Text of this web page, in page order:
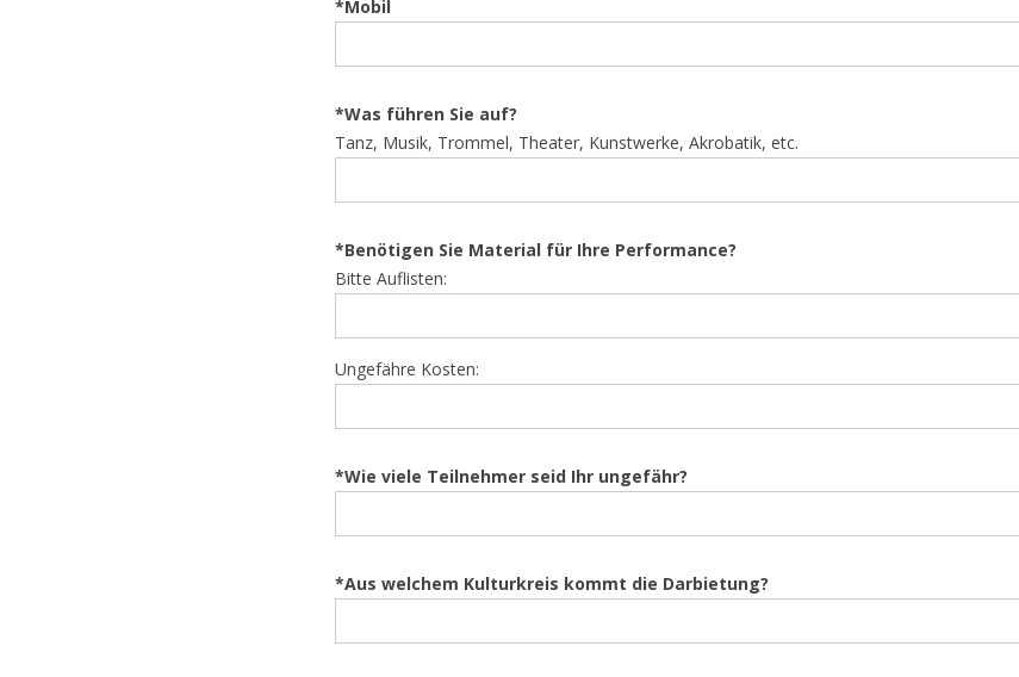
*Mobil
*Was führen Sie auf?
Tanz, Musik, Trommel, Theater, Kunstwerke, Akrobatik, etc.
*Benötigen Sie Material für Ihre Performance?
Bitte Auflisten:
Ungefähre Kosten:
*Wie viele Teilnehmer seid Ihr ungefähr?
*Aus welchem Kulturkreis kommt die Darbietung?